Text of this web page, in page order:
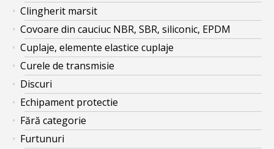
Clingherit marsit
Covoare din cauciuc NBR, SBR, siliconic, EPDM
Cuplaje, elemente elastice cuplaje
Curele de transmisie
Discuri
Echipament protectie
Fără categorie
Furtunuri